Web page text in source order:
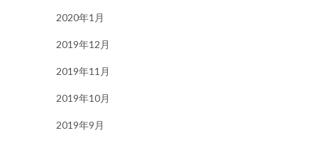
2020年1月
2019年12月
2019年11月
2019年10月
2019年9月